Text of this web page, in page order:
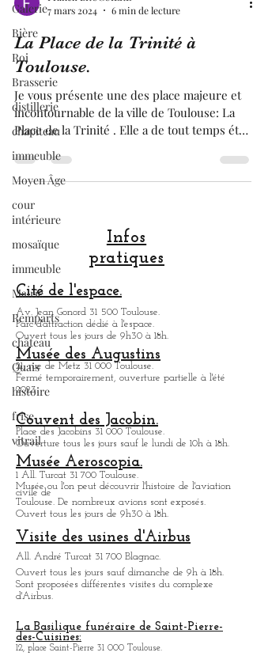
Galerie
Bière
Roi
Brasserie
distillerie
chapiteau
immeuble
Moyen Âge
cour
intérieure
mosaïque
immeuble
Mairie
Remparts
château
Quais
histoire
frise
vitrail
Franck BRUGUIERE
7 mars 2024
6 min de lecture
La Place de la Trinité à
Toulouse.
Je vous présente une des place majeure et
incontournable de la ville de Toulouse: La
une Place stratégique de notre ville. Pour
preuve, elle était le coeur de la ville romaine
TOLOSA. Elle est de forme triangulaire et
grâce à son aménagement apaisé, elle est
très agréable pour venir boire un verre ou
manger un bout, à n'importe quelle heure
de la journée, ce qui fait qu'elle est
extrêmement vivante Souvent comparée à la
Piazz
pratiques
Cité de l'espace.
Av. Jean Gonord 31 500 Toulouse.
Parc d'attraction dédié à l'espace.
Ouvert tous les jours de 9h30 à 18h.
Musée des Augustins
Fermé temporairement, ouverture partielle à l'été
2023.
Couvent des Jacobin.
Place des Jacobins 31 000 Toulouse.
Ouverture tous les jours sauf le lundi de 10h à 18h.
Musée Aeroscopia.
1 All. Turcat 31 700 Toulouse.
civile de
Toulouse. De nombreux avions sont exposés.
Ouvert tous les jours de 9h30 à 18h.
Visite des usines d'Airbus
All. André Turcat 31 700 Blagnac.
Sont proposées différentes visites du complexe
d'Airbus.